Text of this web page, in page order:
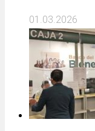
01.03.2026